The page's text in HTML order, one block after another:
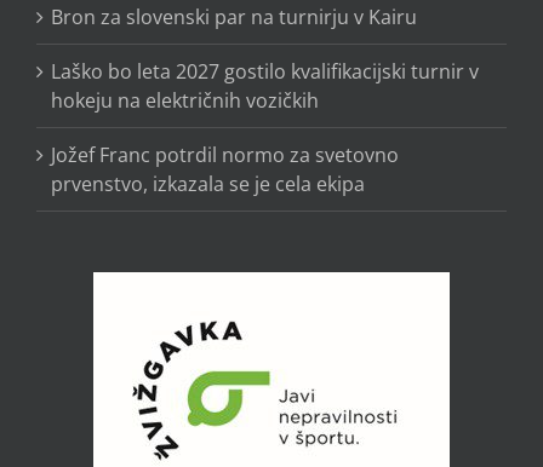
Bron za slovenski par na turnirju v Kairu
Laško bo leta 2027 gostilo kvalifikacijski turnir v
hokeju na električnih vozičkih
Jožef Franc potrdil normo za svetovno
prvenstvo, izkazala se je cela ekipa